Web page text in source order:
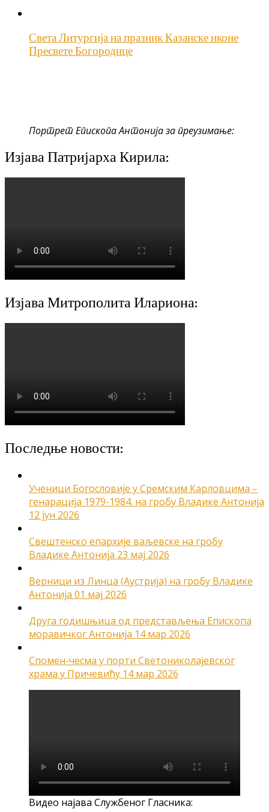
Света Литургија на празник Казанске иконе
Пресвете Богородице
Портрет Епископа Антонија за преузимање:
Изјава Патријарха Кирила:
Изјава Митрополита Илариона:
Последње новости:
Ученици Богословије у Сремским Карловцима –
генарација 1979-1984. на гробу Владике Антонија
12 јун 2026
Свештенско епархије ваљевске на гробу
Владике Антонија 23 мај 2026
Верници из Линца (Аустрија) на гробу Владике
Антонија 01 мај 2026
Друга годишњица од представљења Епископа
моравичког Антонија 14 мар 2026
Спомен-чесма у порти Светониколајевског
храма у Причевићу 14 мар 2026
Видео најава Службеног Гласника: